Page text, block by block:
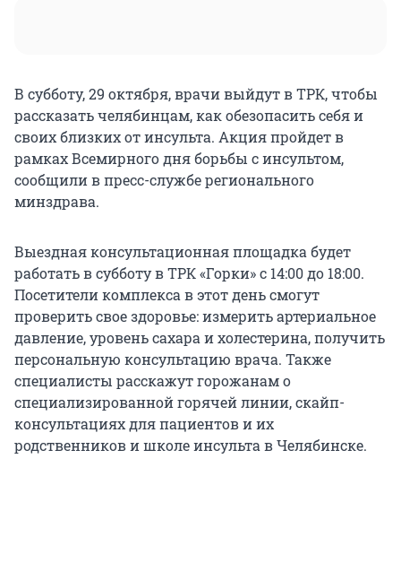
В субботу, 29 октября, врачи выйдут в ТРК, чтобы
рассказать челябинцам, как обезопасить себя и
своих близких от инсульта. Акция пройдет в
рамках Всемирного дня борьбы с инсультом,
сообщили в пресс-службе регионального
минздрава.
Выездная консультационная площадка будет
работать в субботу в ТРК «Горки» с 14:00 до 18:00.
Посетители комплекса в этот день смогут
проверить свое здоровье: измерить артериальное
давление, уровень сахара и холестерина, получить
персональную консультацию врача. Также
специалисты расскажут горожанам о
специализированной горячей линии, скайп-
консультациях для пациентов и их
родственников и школе инсульта в Челябинске.